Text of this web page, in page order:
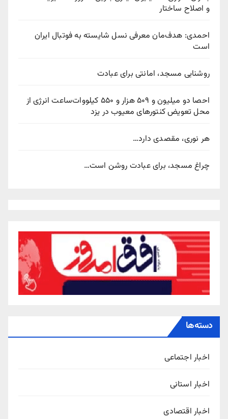
و اصلاح ساختار
احمدی: هدف‌مان معرفی نسل شایسته به فوتبال ایران
است
روشنایی مسجد، امانتی برای عبادت
احصا دو میلیون و ۵۰۹ هزار و ۵۵۰ کیلووات‌ساعت انرژی از
محل تعویض کنتورهای معیوب در یزد
هر نوری، مقصدی دارد…
چراغ مسجد، برای عبادت روشن است…
دسته‌ها
اخبار اجتماعی
اخبار استانی
اخبار اقتصادی